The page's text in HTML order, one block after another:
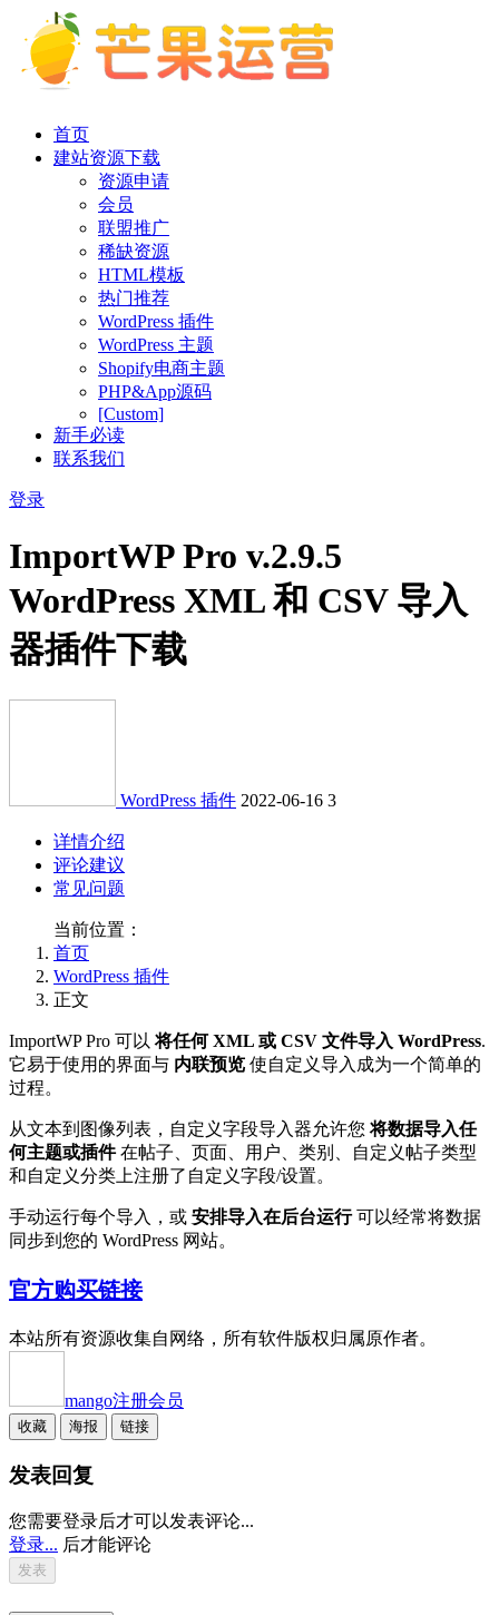
首页
建站资源下载
资源申请
会员
联盟推广
稀缺资源
HTML模板
热门推荐
WordPress 插件
WordPress 主题
Shopify电商主题
PHP&App源码
[Custom]
新手必读
联系我们
登录
ImportWP Pro v.2.9.5
WordPress XML 和 CSV 导入
器插件下载
WordPress 插件 2022-06-16 3
详情介绍
评论建议
常见问题
当前位置：
首页
WordPress 插件
正文
ImportWP Pro 可以将任何 XML 或 CSV 文件导入 WordPress.
它易于使用的界面与 内联预览 使自定义导入成为一个简单的
过程。
从文本到图像列表，自定义字段导入器允许您将数据导入任
何主题或插件在帖子、页面、用户、类别、自定义帖子类型
和自定义分类上注册了自定义字段/设置。
手动运行每个导入，或 安排导入在后台运行可以经常将数据
同步到您的 WordPress 网站。
官方购买链接
本站所有资源收集自网络，所有软件版权归属原作者。
mango注册会员
收藏 海报 链接
发表回复
您需要登录后才可以发表评论...
登录... 后才能评论